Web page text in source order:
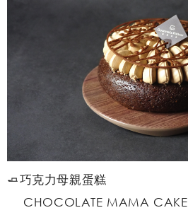
🧈巧克力母親蛋糕
CHOCOLATE MAMA CAKE